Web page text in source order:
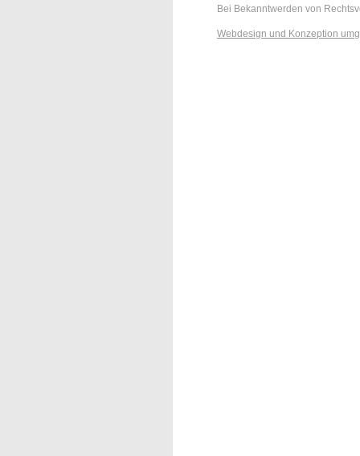
Bei Bekanntwerden von
Webdesign und Konzeption